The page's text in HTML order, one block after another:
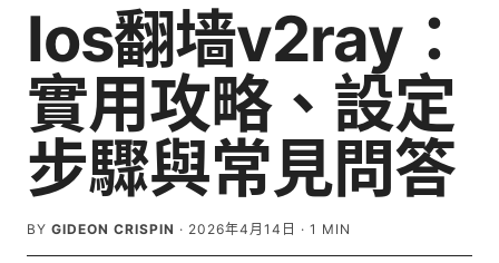
Ios翻墙v2ray：
實用攻略、設定
步驟與常見問答
BY GIDEON CRISPIN · 2026年4月14日 · 1 MIN